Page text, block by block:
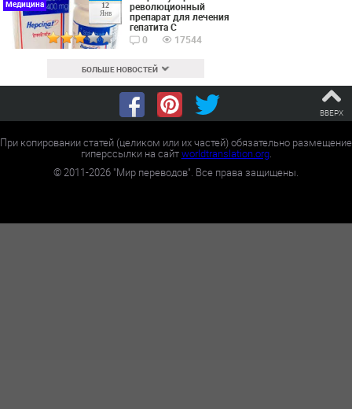
12
Янв
Медицина
революционный
препарат для лечения
гепатита С
0
17544
БОЛЬШЕ НОВОСТЕЙ
ВВЕРХ
При копировании статей (целиком или их частей) обязательно размещение
гиперссылки на сайтworldtranslation.org.
©2011-2026 "Мир переводов". Все права защищены.